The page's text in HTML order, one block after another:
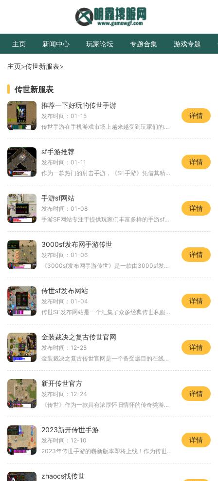
主页 新闻中心 玩家论坛 专题合集 游戏专题
主页>传世新服表>
传世新服表
推荐一下好玩的传世手游
发布时间：01-15
传世手游在手机游戏市场上越来越受到玩家们的欢迎，其中有一些游戏以其独特的玩法和精美的画面成为了广大玩家追捧的对象。在众多的传世手游中，我为大家推荐几款好玩的游戏。
详情
sf手游推荐
发布时间：01-11
作为一款热门的射击手游，《SF手游》凭借其精美的画面和刺激的游戏体验受到了广大玩家的喜爱玩家将扮演一名特种兵，与战友们一起进行激烈的战斗。让我们来详细介绍一下这款游戏
详情
手游sf网站
发布时间：01-08
手游SF网站专注于提供玩家们丰富多样的手游sf私服游戏，以满足玩家们对游戏的需求和期待。无论是经典的传奇私服，还是新颖的仙侠私服，手游SF网站都能够为玩家们带来全新的游戏
详情
3000sf发布网手游传世
发布时间：01-06
《3000sf发布网手游传世》是一款由3000sf发布网推出的多人在线游戏。游戏以独特的剧情和丰富的玩法吸引了大量的玩家玩家将扮演一位灵魂勇士，探索神秘的幻想大陆，并与其他玩家展
详情
传世sf发布网站
发布时间：01-04
传世SF发布网站是一个汇集了众多经典传世私服游戏的平台，为广大游戏玩家提供了一个畅玩经典传世游戏的绝佳选择。下面将为大家介绍一下传世SF发布网站以及其中游戏的具体玩法。
详情
金装裁决之复古传世官网
发布时间：12-28
金装裁决之复古传世官网是一个备受瞩目的在线游戏平台。这款游戏以复古传世为背景，以独特的游戏玩法吸引了众多玩家的关注。在这个游戏中，玩家将迎来一场穿越时空的冒险，回
详情
新开传世官方
发布时间：12-24
《传世》作为一款具有浓厚怀旧情怀的传奇类游戏，一直以来都备受玩家们的喜爱。而《传世》的官方团队推出了新开传世官方，为玩家们带来了全新的游戏体验。新开传世官方以其独
详情
2023新开传世手游
发布时间：12-10
2023年传世手游的崭新版本即将上线！作为传世系列的最新作品，这款手游继承了传世经典玩法的还加入了全新的元素和创新，给玩家呈现出一个更加精彩的游戏世界。无论是喜欢PK战斗
详情
zhaocs找传世